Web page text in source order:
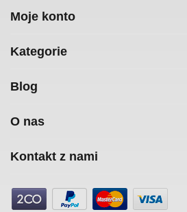
Moje konto
Kategorie
Blog
O nas
Kontakt z nami